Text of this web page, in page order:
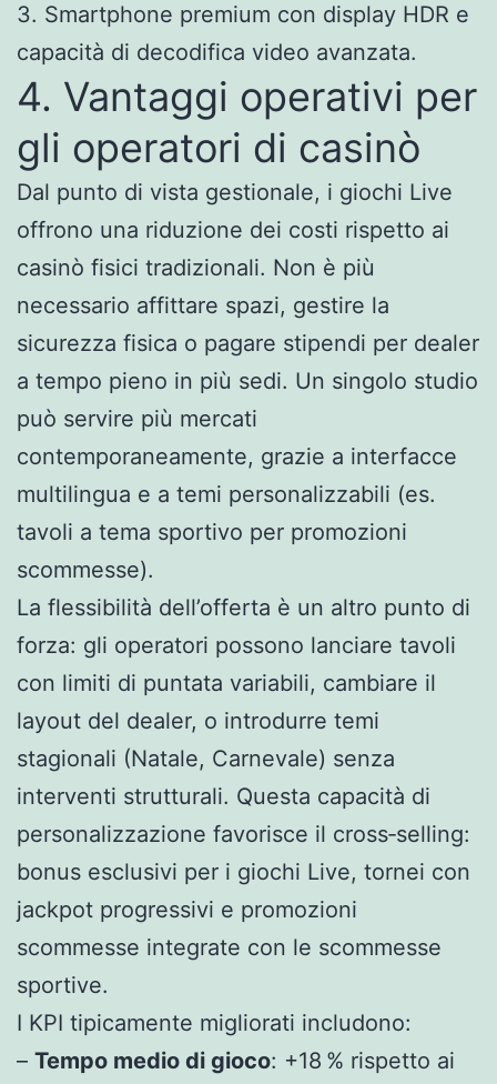
3. Smartphone premium con display HDR e
capacità di decodifica video avanzata.
4. Vantaggi operativi per
gli operatori di casinò
Dal punto di vista gestionale, i giochi Live
offrono una riduzione dei costi rispetto ai
casinò fisici tradizionali. Non è più
necessario affittare spazi, gestire la
sicurezza fisica o pagare stipendi per dealer
a tempo pieno in più sedi. Un singolo studio
può servire più mercati
contemporaneamente, grazie a interfacce
multilingua e a temi personalizzabili (es.
tavoli a tema sportivo per promozioni
scommesse).
La flessibilità dell’offerta è un altro punto di
forza: gli operatori possono lanciare tavoli
con limiti di puntata variabili, cambiare il
layout del dealer, o introdurre temi
stagionali (Natale, Carnevale) senza
interventi strutturali. Questa capacità di
personalizzazione favorisce il cross‑selling:
bonus esclusivi per i giochi Live, tornei con
jackpot progressivi e promozioni
scommesse integrate con le scommesse
sportive.
I KPI tipicamente migliorati includono:
– Tempo medio di gioco: +18 % rispetto ai